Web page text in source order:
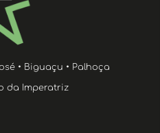
• Biguaçu • Palhoça
da Imperatriz